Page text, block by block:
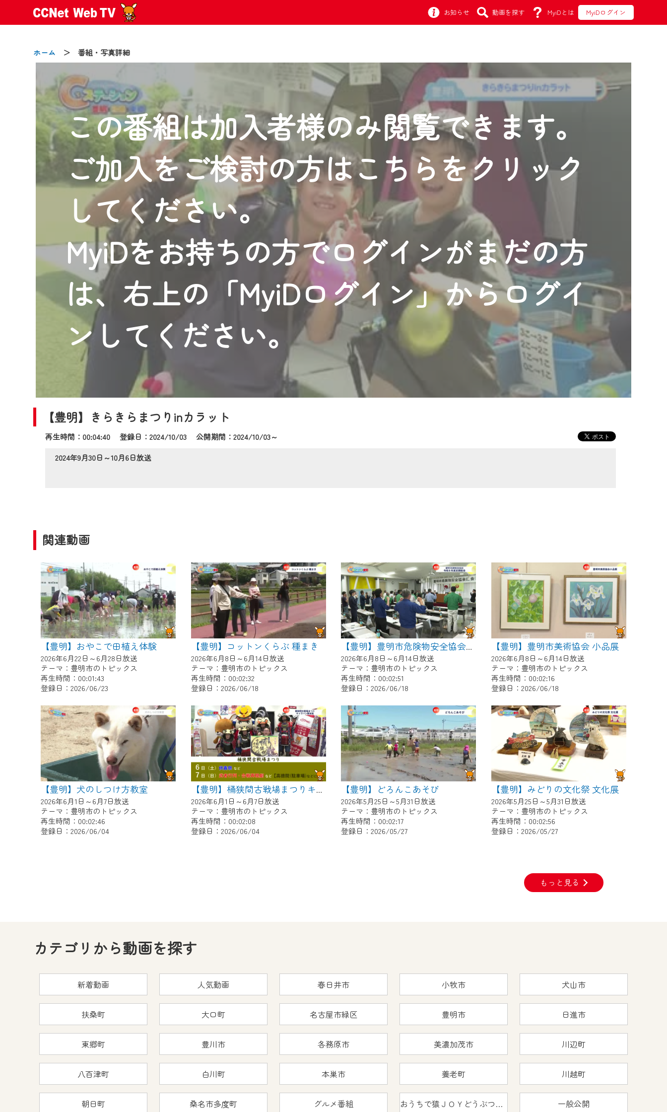
お知らせ 動画を探す MyiDとは MyiDログイン
ホーム ＞ 番組・写真詳細
この番組は加入者様のみ閲覧できます。
ご加入をご検討の方はこちらをクリック
してください。
MyiDをお持ちの方でログインがまだの方
は、右上の「MyiDログイン」からログイ
ンしてください。
【豊明】きらきらまつりinカラット
再生時間：00:04:40 登録日：2024/10/03公開期間：2024/10/03～
2024年9月30日～10月6日放送
関連動画
【豊明】おやこで田植え体験
2026年6月22日～6月28日放送
テーマ：豊明市のトピックス
再生時間：00:01:43
登録日：2026/06/23
【豊明】コットンくらぶ 種まき
2026年6月8日～6月14日放送
テーマ：豊明市のトピックス
再生時間：00:02:32
登録日：2026/06/18
【豊明】豊明市危険物安全協会 令和８年度定期総会
2026年6月8日～6月14日放送
テーマ：豊明市のトピックス
再生時間：00:02:51
登録日：2026/06/18
【豊明】豊明市美術協会 小品展
2026年6月8日～6月14日放送
テーマ：豊明市のトピックス
再生時間：00:02:16
登録日：2026/06/18
【豊明】犬のしつけ方教室
2026年6月1日～6月7日放送
テーマ：豊明市のトピックス
再生時間：00:02:46
登録日：2026/06/04
【豊明】桶狭間古戦場まつりキャラバン隊来局
2026年6月1日～6月7日放送
テーマ：豊明市のトピックス
再生時間：00:02:08
登録日：2026/06/04
【豊明】どろんこあそび
2026年5月25日～5月31日放送
テーマ：豊明市のトピックス
再生時間：00:02:17
登録日：2026/05/27
【豊明】みどりの文化祭 文化展
2026年5月25日～5月31日放送
テーマ：豊明市のトピックス
再生時間：00:02:56
登録日：2026/05/27
もっと見る
カテゴリから動画を探す
新着動画 人気動画 春日井市 小牧市 犬山市
扶桑町 大口町 名古屋市緑区 豊明市 日進市
東郷町 豊川市 各務原市 美濃加茂市 川辺町
八百津町 白川町 本巣市 養老町 川越町
朝日町 桑名市多度町 グルメ番組 おうちで猿ＪＯＹどうぶつえん 一般公開
お知らせ
2024/09/02
動画配信サービス『CCNet Web TV』は2024年9月24日からリニューアルします！
【変更点】
◆デザイン変更により、お住まいの地域の動画コンテンツが一目瞭然。
◆当社アプリやＰＣブラウザから、いつでも・どこでも・外出先でも！
CCNetサービスエリア20市町の地域情報番組をご視聴いただけます！
【ご注意】
2024年9月24日からはご加入者様へのサービス向上のため、
『CCNet Web TV』を利用いただくには、一部コンテンツを除き、
CCNetサービスへの加入と『CCNetマイページ※』へのログインが必要となります。
何卒、ご理解ご了承の程よろしくお願いいたします。
※マイページへのログインには、MyIDが必要となります。
※MyIDとは、CCNet Web TVを含むCCNetの各種サービスをご利用頂くためのIDです。
IDはお客様が使っているメールアドレスで設定できます。
（GmailやYahooなどのフリーメールアドレスでも作成可能です）
※マイページへのログイン・MyIDの新規登録はこちら
※CCNetアプリをご利用中の方は引き続きご視聴いただけます。
＜メンテナンス情報＞
CCNetWebTVのリニューアルにともないメンテナンス作業を予定しています。
日時 9/24 9:30～16:30
ご不便をおかけいたしますが、ご了承の程よろしくお願いいたします。